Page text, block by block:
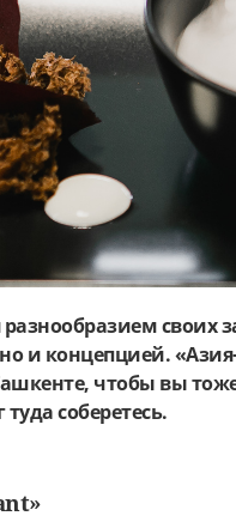
своих
и концепцией.
чтобы вы
соберетесь.